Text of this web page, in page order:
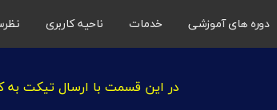
دوره های آموزشی خدمات ناحیه کاربری
در این قسمت با ارسال تیکت به